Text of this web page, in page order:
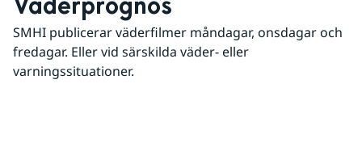
Väderprognos
SMHI publicerar väderfilmer måndagar, onsdagar och
fredagar. Eller vid särskilda väder- eller
varningssituationer.